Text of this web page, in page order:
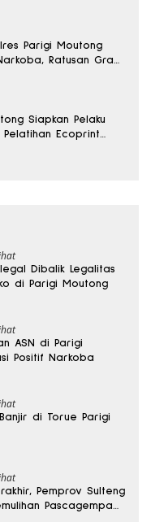
Parigi Moutong
Ratusan Gram
Siapkan Pelaku
Pelatihan Ecoprint
Dibalik Legalitas
di Parigi Moutong
ASN di Parigi
Positif Narkoba
di Torue Parigi
Pemprov Sulteng
Pascagempa